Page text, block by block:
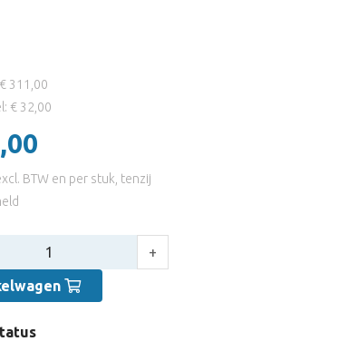
311,00
€ 32,00
BTW en per stuk, tenzij
+